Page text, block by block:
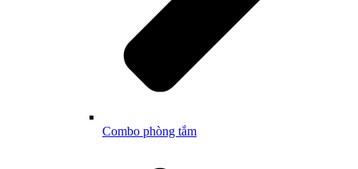
Combo phòng tắm